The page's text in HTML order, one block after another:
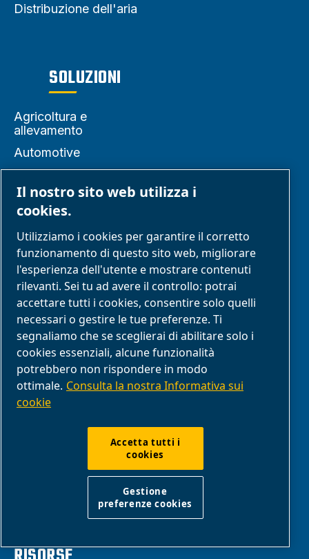
Distribuzione dell'aria
SOLUZIONI
Agricoltura e
allevamento
Automotive
Fai da te e hobby
Prodotti alimentari e
bevande
Industria
Apparecchiature
medicali
Soluzioni OEM
Lavorazione del legno
MANUTENZIONE
Il nostro sito web utilizza i
cookies.
Utilizziamo i cookies per garantire il corretto
funzionamento di questo sito web, migliorare
l'esperienza dell'utente e mostrare contenuti
rilevanti. Sei tu ad avere il controllo: potrai
accettare tutti i cookies, consentire solo quelli
necessari o gestire le tue preferenze. Ti
segnaliamo che se sceglierai di abilitare solo i
cookies essenziali, alcune funzionalità
potrebbero non rispondere in modo
ottimale. Consulta la nostra Informativa sui
cookie
Accetta tutti i
cookies
Gestione
preferenze cookies